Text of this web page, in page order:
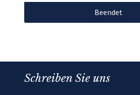
Beendet
Schreiben Sie uns